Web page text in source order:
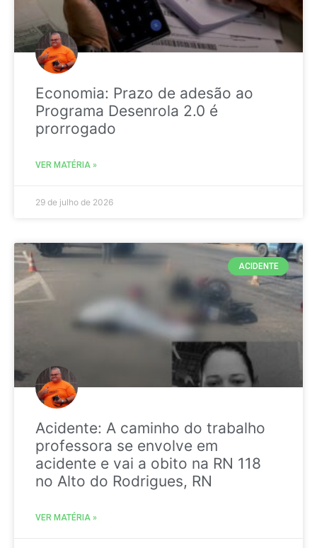
Economia: Prazo de adesão ao
Programa Desenrola 2.0 é
prorrogado
VER MATÉRIA »
29 de julho de 2026
ACIDENTE
Acidente: A caminho do trabalho
professora se envolve em
acidente e vai a obito na RN 118
no Alto do Rodrigues, RN
VER MATÉRIA »